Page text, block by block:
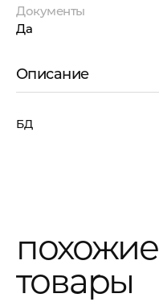
Документы
Да
Описание
БД
похожие
товары